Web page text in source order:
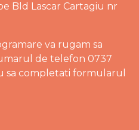
Bld Lascar Cartagiu nr
va rugam sa
de telefon 0737
sa completati formularul